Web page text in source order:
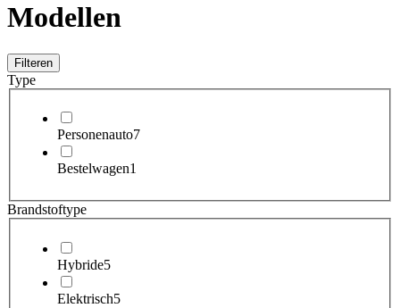
Modellen
Filteren
Type
Personenauto7
Bestelwagen1
Brandstoftype
Hybride5
Elektrisch5